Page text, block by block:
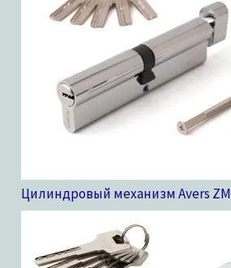
Цилиндровый механизм Avers ZM